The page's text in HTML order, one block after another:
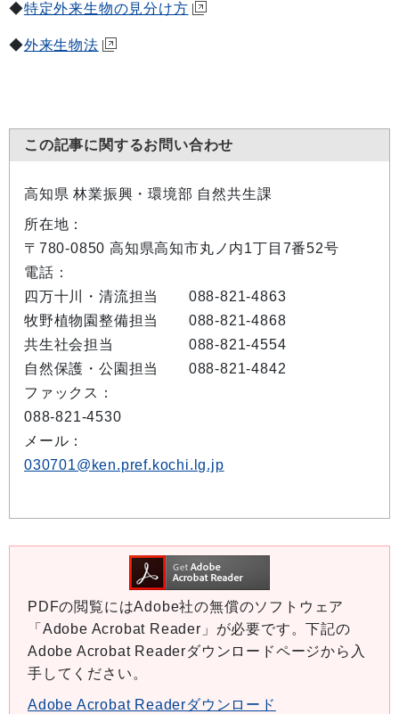
◆特定外来生物の見分け方
◆外来生物法
この記事に関するお問い合わせ
高知県 林業振興・環境部 自然共生課
所在地：
〒780-0850 高知県高知市丸ノ内1丁目7番52号
電話：
四万十川・清流担当 088-821-4863
牧野植物園整備担当 088-821-4868
共生社会担当 088-821-4554
自然保護・公園担当 088-821-4842
ファックス：
088-821-4530
メール：
030701@ken.pref.kochi.lg.jp
PDFの閲覧にはAdobe社の無償のソフトウェア
「Adobe Acrobat Reader」が必要です。下記の
Adobe Acrobat Readerダウンロードページから入
手してください。
Adobe Acrobat Readerダウンロード